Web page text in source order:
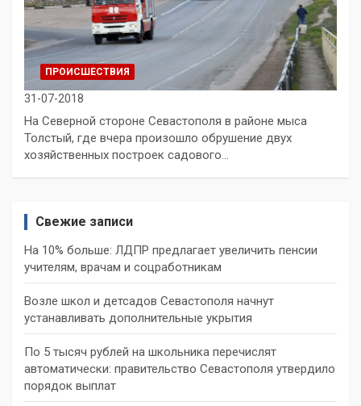
ПРОИСШЕСТВИЯ
31-07-2018
На Северной стороне Севастополя в районе мыса
Толстый, где вчера произошло обрушение двух
хозяйственных построек садового…
Свежие записи
На 10% больше: ЛДПР предлагает увеличить пенсии
учителям, врачам и соцработникам
Возле школ и детсадов Севастополя начнут
устанавливать дополнительные укрытия
По 5 тысяч рублей на школьника перечислят
автоматически: правительство Севастополя утвердило
порядок выплат